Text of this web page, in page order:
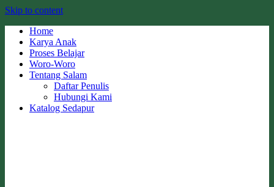
Skip to content
Home
Karya Anak
Proses Belajar
Woro-Woro
Tentang Salam
Daftar Penulis
Hubungi Kami
Katalog Sedapur